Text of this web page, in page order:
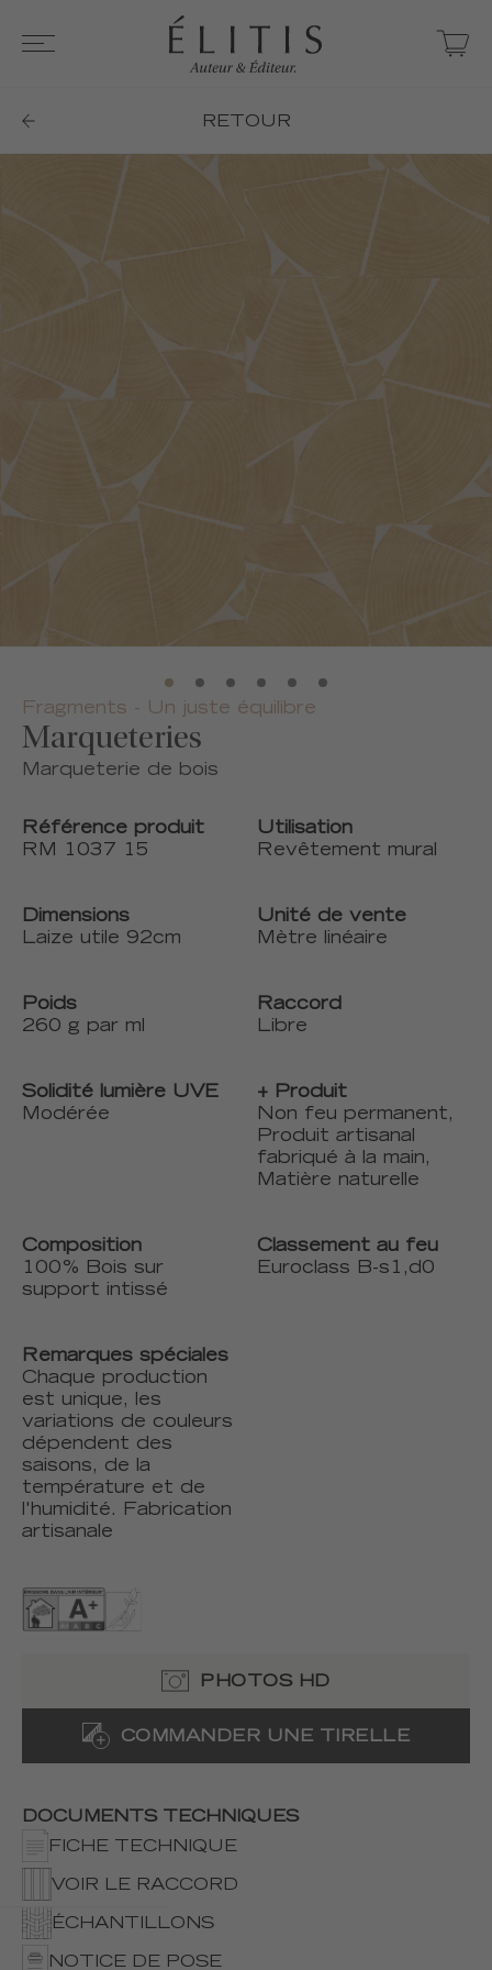
RETOUR
Fragments - Un juste équilibre
Marqueteries
Marqueterie de bois
Référence produit
RM 1037 15
Utilisation
Revêtement mural
Dimensions
Laize utile 92cm
Unité de vente
Mètre linéaire
Poids
260 g par ml
Raccord
Libre
Solidité lumière UVE
Modérée
+ Produit
Non feu permanent,
Produit artisanal
fabriqué à la main,
Matière naturelle
Composition
100% Bois sur
support intissé
Classement au feu
Euroclass B-s1,d0
Remarques spéciales
Chaque production
est unique, les
variations de couleurs
dépendent des
saisons, de la
température et de
l'humidité. Fabrication
artisanale
PHOTOS HD
COMMANDER UNE TIRELLE
DOCUMENTS TECHNIQUES
FICHE TECHNIQUE
VOIR LE RACCORD
ÉCHANTILLONS
NOTICE DE POSE